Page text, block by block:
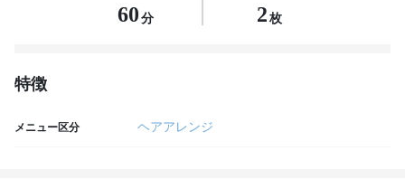
60 分 2 枚
特徴
メニュー区分 ヘアアレンジ